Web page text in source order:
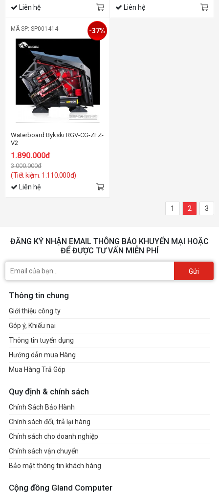
Liên hệ Liên hệ
MÃ SP: SP001414
Waterboard Bykski RGV-CG-ZFZ-
V2
1.890.000đ
3.000.000đ
(Tiết kiệm: 1.110.000đ)
-37%
Liên hệ
1 2 3
ĐĂNG KÝ NHẬN EMAIL THÔNG BÁO KHUYẾN MẠI HOẶC
ĐỂ ĐƯỢC TƯ VẤN MIỄN PHÍ
Gửi
Thông tin chung
Giới thiệu công ty
Góp ý, Khiếu nại
Thông tin tuyển dụng
Hướng dẫn mua Hàng
Mua Hàng Trả Góp
Quy định & chính sách
Chính Sách Bảo Hành
Chính sách đổi, trả lại hàng
Chính sách cho doanh nghiệp
Chính sách vận chuyển
Bảo mật thông tin khách hàng
Cộng đồng Gland Computer